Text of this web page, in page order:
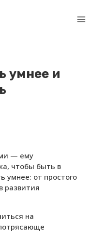
умнее и
— ему
чтобы быть в
умнее: от простого
развития
на